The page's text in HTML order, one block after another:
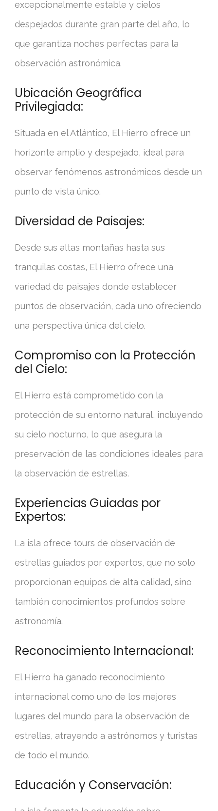
excepcionalmente estable y cielos
despejados durante gran parte del año, lo
que garantiza noches perfectas para la
observación astronómica.
Ubicación Geográfica
Privilegiada:
Situada en el Atlántico, El Hierro ofrece un
horizonte amplio y despejado, ideal para
observar fenómenos astronómicos desde un
punto de vista único.
Diversidad de Paisajes:
Desde sus altas montañas hasta sus
tranquilas costas, El Hierro ofrece una
variedad de paisajes donde establecer
puntos de observación, cada uno ofreciendo
una perspectiva única del cielo.
Compromiso con la Protección
del Cielo:
El Hierro está comprometido con la
protección de su entorno natural, incluyendo
su cielo nocturno, lo que asegura la
preservación de las condiciones ideales para
la observación de estrellas.
Experiencias Guiadas por
Expertos:
La isla ofrece tours de observación de
estrellas guiados por expertos, que no solo
proporcionan equipos de alta calidad, sino
también conocimientos profundos sobre
astronomía.
Reconocimiento Internacional:
El Hierro ha ganado reconocimiento
internacional como uno de los mejores
lugares del mundo para la observación de
estrellas, atrayendo a astrónomos y turistas
de todo el mundo.
Educación y Conservación: